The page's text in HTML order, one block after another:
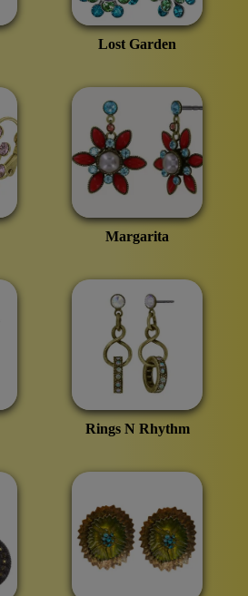
Lost Garden
Margarita
Rings N Rhythm